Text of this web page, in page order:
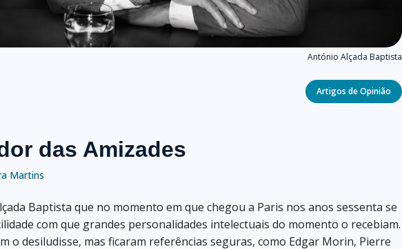
António Alçada Baptista
Categories
Artigos de Opinião
das Amizades
Martins
Baptista que no momento em que chegou a Paris nos anos sessenta se
com que grandes personalidades intelectuais do momento o recebiam.
o desiludisse, mas ficaram referências seguras, como Edgar Morin, Pierre